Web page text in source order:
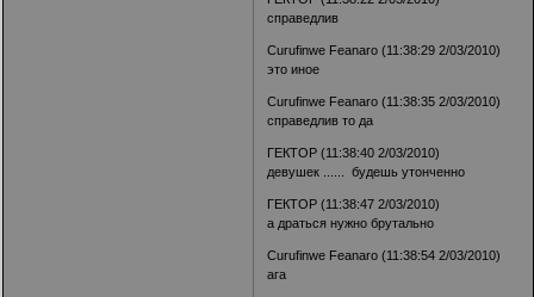
справедлив
Curufinwe Feanaro (11:38:29 2/03/2010)
это иное
Curufinwe Feanaro (11:38:35 2/03/2010)
справедлив то да
ГЕКТОР (11:38:40 2/03/2010)
девушек ...... будешь утонченно
ГЕКТОР (11:38:47 2/03/2010)
а драться нужно брутально
Curufinwe Feanaro (11:38:54 2/03/2010)
ага